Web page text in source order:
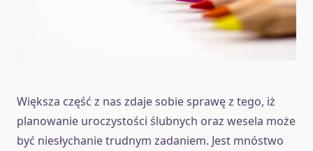
Większa część z nas zdaje sobie sprawę z tego, iż
planowanie uroczystości ślubnych oraz wesela może
być niesłychanie trudnym zadaniem. Jest mnóstwo